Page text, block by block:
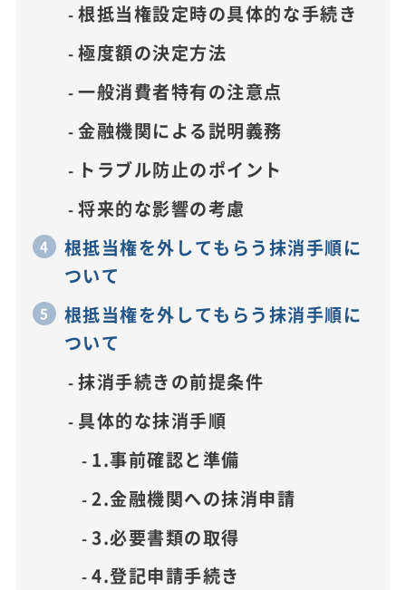
根抵当権設定時の具体的な手続き
極度額の決定方法
一般消費者特有の注意点
金融機関による説明義務
トラブル防止のポイント
将来的な影響の考慮
根抵当権を外してもらう抹消手順に
ついて
根抵当権を外してもらう抹消手順に
ついて
抹消手続きの前提条件
具体的な抹消手順
1.事前確認と準備
2.金融機関への抹消申請
3.必要書類の取得
4.登記申請手続き